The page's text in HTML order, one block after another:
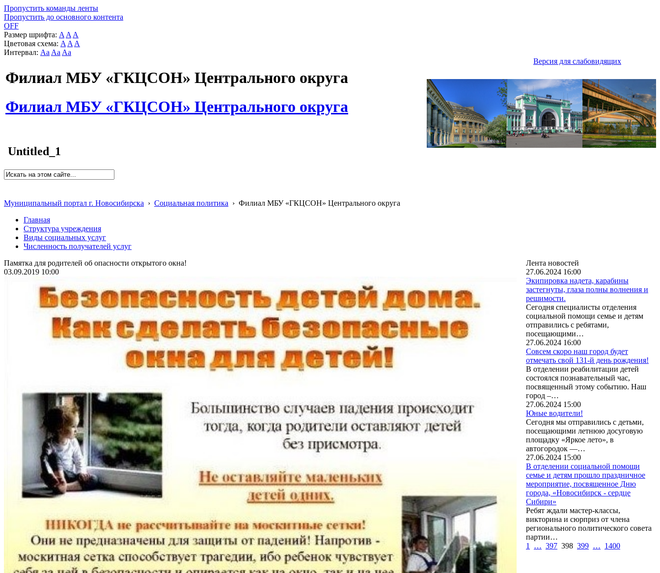
Пропустить команды ленты
Пропустить до основного контента
OFF
Размер шрифта: A A A
Цветовая схема: A A A
Интервал: Aa Aa Aa
Версия для слабовидящих
Филиал МБУ «ГКЦСОН» Центрального округа
Филиал МБУ «ГКЦСОН» Центрального округа
Untitled_1
Муниципальный портал г. Новосибирска › Социальная политика › Филиал МБУ «ГКЦСОН» Центрального округа
Главная
Структура учреждения
Виды социальных услуг
Численность получателей услуг
Памятка для родителей об опасности открытого окна!
03.09.2019 10:00
Лента новостей
27.06.2024 16:00
Экипировка надета, карабины
застегнуты, глаза полны волнения и
решимости.
Сегодня специалисты отделения
социальной помощи семье и детям
отправились с ребятами,
посещающими…
27.06.2024 16:00
Совсем скоро наш город будет
отмечать свой 131-й день рождения!
В отделении реабилитации детей
состоялся познавательный час,
посвященный этому событию. Наш
город –…
27.06.2024 15:00
Юные водители!
Сегодня мы отправились с детьми,
посещающими летнюю досуговую
площадку «Яркое лето», в
автогородок —…
27.06.2024 15:00
В отделении социальной помощи
семье и детям прошло праздничное
мероприятие, посвященное Дню
города, «Новосибирск - сердце
Сибири»
Ребят ждали мастер-классы,
викторина и сюрприз от члена
регионального политического совета
партии…
1
… 397 398 399 … 1400